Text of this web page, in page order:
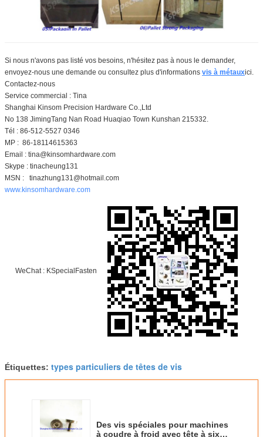
Si nous n'avons pas listé vos besoins, n'hésitez pas à nous le demander,
envoyez-nous une demande ou consultez plus d'informations vis à métauxici.
Contactez-nous
Service commercial : Tina
Shanghai Kinsom Precision Hardware Co.,Ltd
No 138 JimingTang Nan Road Huaqiao Town Kunshan 215332.
Tél : 86-512-5527 0346
MP : 86-18114615363
Email : tina@kinsomhardware.com
Skype : tinacheung131
MSN : tinazhung131@hotmail.com
www.kinsomhardware.com
WeChat : KSpecialFasten
Étiquettes: types particuliers de têtes de vis
Des vis spéciales pour machines
à coudre à froid avec tête à six